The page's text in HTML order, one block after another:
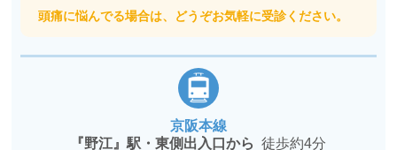
頭痛に悩んでる場合は、どうぞお気軽に受診ください。
京阪本線
『野江』駅・東側出入口から徒歩約4分